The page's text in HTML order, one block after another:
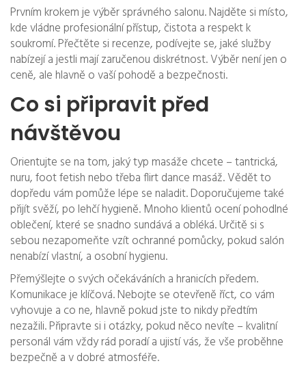
Prvním krokem je výběr správného salonu. Najděte si místo,
kde vládne profesionální přístup, čistota a respekt k
soukromí. Přečtěte si recenze, podívejte se, jaké služby
nabízejí a jestli mají zaručenou diskrétnost. Výběr není jen o
ceně, ale hlavně o vaší pohodě a bezpečnosti.
Co si připravit před
návštěvou
Orientujte se na tom, jaký typ masáže chcete – tantrická,
nuru, foot fetish nebo třeba flirt dance masáž. Vědět to
dopředu vám pomůže lépe se naladit. Doporučujeme také
přijít svěží, po lehčí hygieně. Mnoho klientů ocení pohodlné
oblečení, které se snadno sundává a obléká. Určitě si s
sebou nezapomeňte vzít ochranné pomůcky, pokud salón
nenabízí vlastní, a osobní hygienu.
Přemýšlejte o svých očekáváních a hranicích předem.
Komunikace je klíčová. Nebojte se otevřeně říct, co vám
vyhovuje a co ne, hlavně pokud jste to nikdy předtím
nezažili. Připravte si i otázky, pokud něco nevíte – kvalitní
personál vám vždy rád poradí a ujistí vás, že vše proběhne
bezpečně a v dobré atmosféře.